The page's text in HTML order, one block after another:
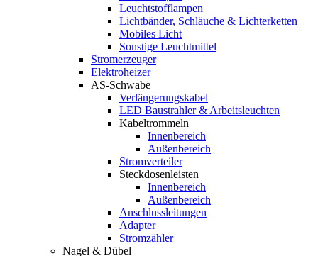
Leuchtstofflampen
Lichtbänder, Schläuche & Lichterketten
Mobiles Licht
Sonstige Leuchtmittel
Stromerzeuger
Elektroheizer
AS-Schwabe
Verlängerungskabel
LED Baustrahler & Arbeitsleuchten
Kabeltrommeln
Innenbereich
Außenbereich
Stromverteiler
Steckdosenleisten
Innenbereich
Außenbereich
Anschlussleitungen
Adapter
Stromzähler
Nagel & Dübel